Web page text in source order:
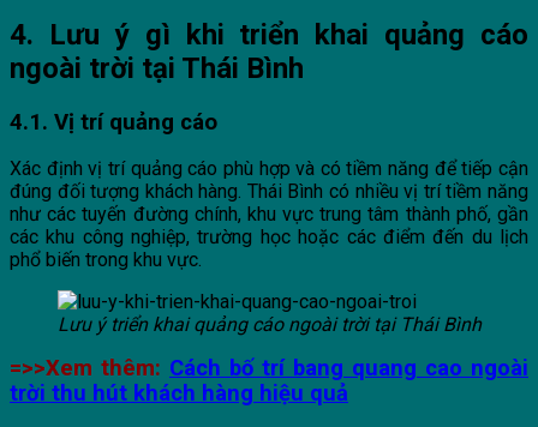
4. Lưu ý gì khi triển khai quảng cáo
ngoài trời tại Thái Bình
4.1. Vị trí quảng cáo
Xác định vị trí quảng cáo phù hợp và có tiềm năng để tiếp cận
đúng đối tượng khách hàng. Thái Bình có nhiều vị trí tiềm năng
như các tuyến đường chính, khu vực trung tâm thành phố, gần
các khu công nghiệp, trường học hoặc các điểm đến du lịch
phổ biến trong khu vực.
Lưu ý triển khai quảng cáo ngoài trời tại Thái Bình
=>>Xem thêm: Cách bố trí bang quang cao ngoài
trời thu hút khách hàng hiệu quả